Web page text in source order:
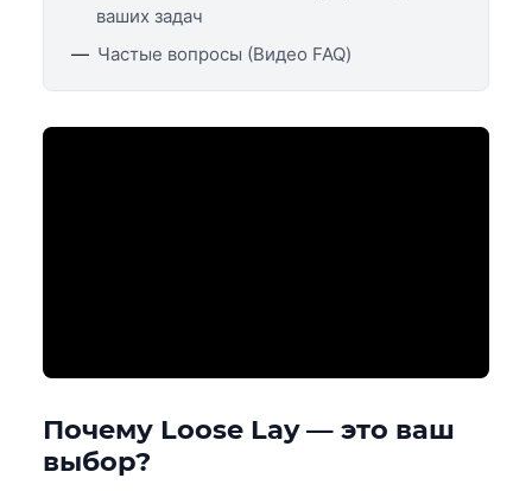
ваших задач
Частые вопросы (Видео FAQ)
Почему Loose Lay — это ваш
выбор?